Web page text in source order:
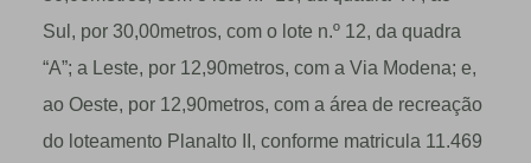
Sul, por 30,00metros, com o lote n.º 12, da quadra
“A”; a Leste, por 12,90metros, com a Via Modena; e,
ao Oeste, por 12,90metros, com a área de recreação
do loteamento Planalto II, conforme matricula 11.469